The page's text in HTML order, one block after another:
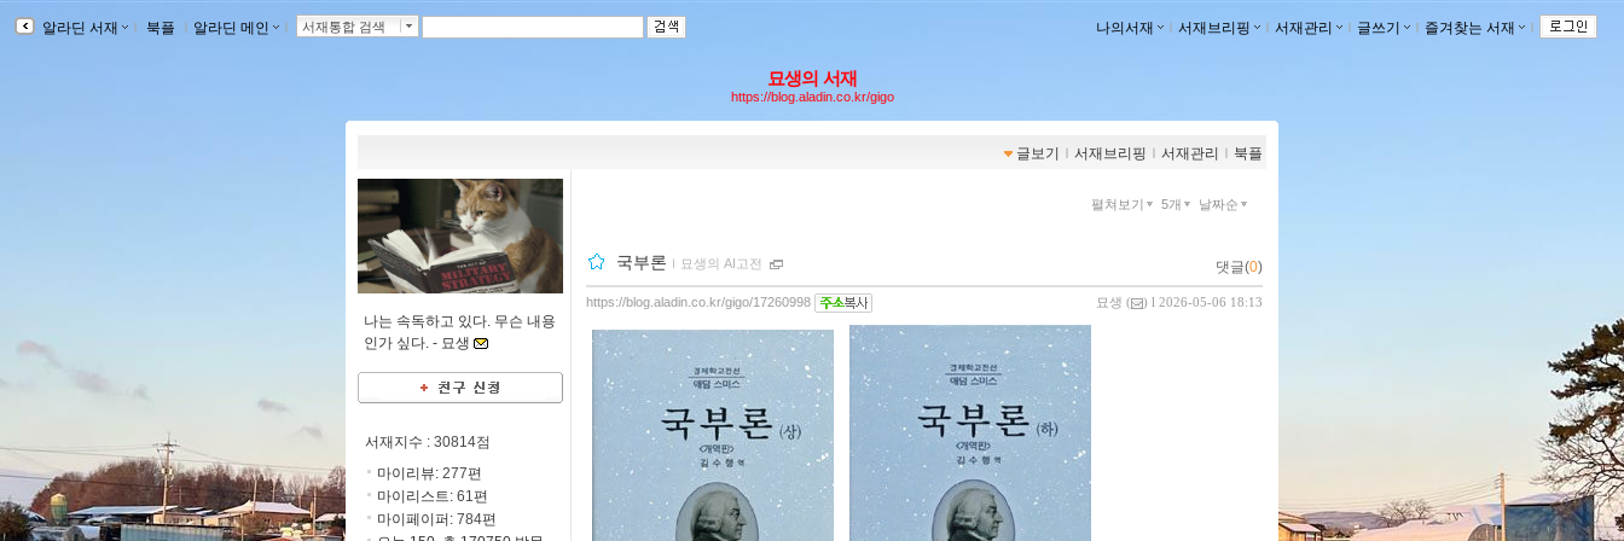
알라딘 서재 ｌ 북플 ｌ 알라딘 메인 ｌ 서재통합 검색 나의서재 ｌ 서재브리핑 ｌ 서재관리 ｌ 글쓰기 ｌ 즐겨찾는 서재 ｌ
묘생의 서재
https://blog.aladin.co.kr/gigo
글보기 ｌ 서재브리핑 ｌ 서재관리 ｌ 북플
나는 속독하고 있다. 무슨 내용
인가 싶다. - 묘생
서재지수 : 30814점
마이리뷰: 277편
마이리스트: 61 편
마이페이퍼: 784편
펼쳐보기 5개 날짜순
국부론 ｌ 묘생의 AI고전 댓글(0)
묘생 ( ) l 2026-05-06 18:13
https://blog.aladin.co.kr/gigo/17260998